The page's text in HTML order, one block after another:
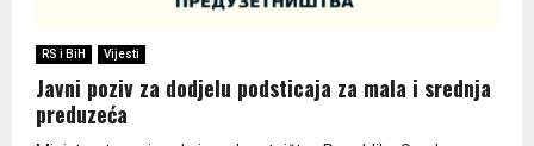
RS i BiH Vijesti
Јavni poziv za dodjelu podsticaja za mala i srednja
preduzeća